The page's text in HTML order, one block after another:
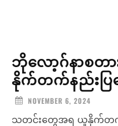
ဘိုလော့ဂ်နာစ
နိုက်တက်နည်းပ
NOVEMBER 6, 2024
သတင်းတွေအရ ယူနိုက်တက်